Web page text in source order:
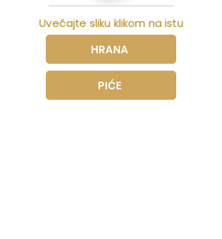
Uvećajte sliku klikom na istu
HRANA
PIĆE